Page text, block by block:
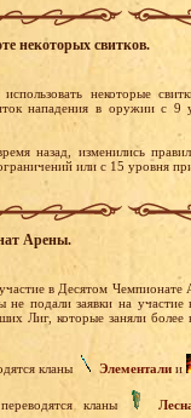
некоторых свитков.
некоторые
нападения в оружии с 9
назад, изменились
или с 15 уровня
Арены.
в Десятом
не подали заявки на
Лиг, которые заняли
кланы Элементали и
кланы